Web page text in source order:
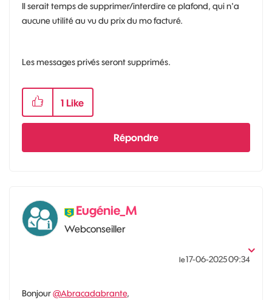
Il serait temps de supprimer/interdire ce plafond, qui n'a
aucune utilité au vu du prix du mo facturé.
Les messages privés seront supprimés.
1 Like
Répondre
Eugénie_M
Webconseiller
le‎17-06-202509:34
Bonjour@Abracadabrante,